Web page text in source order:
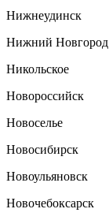
Нижнеудинск
Нижний Новгород
Никольское
Новороссийск
Новоселье
Новосибирск
Новоульяновск
Новочебоксарск